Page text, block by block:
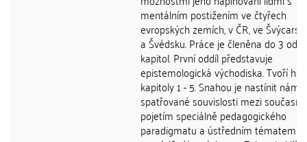
mentálním postižením ve čtyřech
evropských zemích, v ČR, ve
a Švédsku. Práce je členěna do 3
kapitol. První oddíl představuje
epistemologická východiska. Tvoří ho
kapitoly 1 - 5. Snahou je nastínit námi
spatřované souvislosti mezi
pojetím speciálně pedagogického
paradigmatu a ústředním tématem